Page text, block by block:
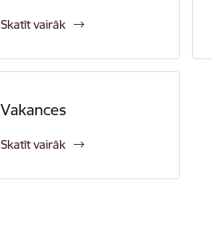
Skatīt vairāk
Vakances
Skatīt vairāk